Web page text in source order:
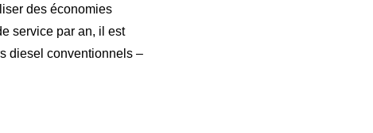
des économies
service par an, il est
diesel conventionnels –